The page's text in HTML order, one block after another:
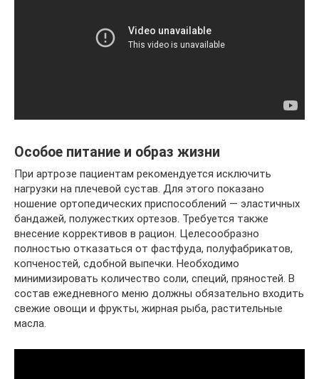
Особое питание и образ жизни
При артрозе пациентам рекомендуется исключить
нагрузки на плечевой сустав. Для этого показано
ношение ортопедических приспособлений — эластичных
бандажей, полужестких ортезов. Требуется также
внесение коррективов в рацион. Целесообразно
полностью отказаться от фастфуда, полуфабрикатов,
копченостей, сдобной выпечки. Необходимо
минимизировать количество соли, специй, пряностей. В
состав ежедневного меню должны обязательно входить
свежие овощи и фрукты, жирная рыба, растительные
масла.